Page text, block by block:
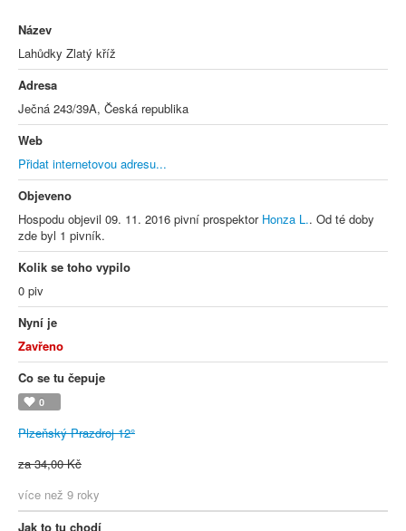
Název
Lahůdky Zlatý kříž
Adresa
Ječná 243/39A, Česká republika
Web
Přidat internetovou adresu...
Objeveno
Hospodu objevil 09. 11. 2016 pivní prospektor Honza L.. Od té doby
zde byl 1 pivník.
Kolik se toho vypilo
0 piv
Nyní je
Zavřeno
Co se tu čepuje
0
Plzeňský Prazdroj 12°
za 34,00 Kč
více než 9 roky
Jak to tu chodí